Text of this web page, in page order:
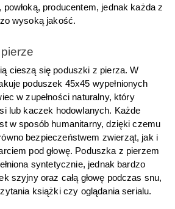
powłoką, producentem, jednak każda z
wysoką jakość.
cieszą się poduszki z pierza. W
poduszek 45x45 wypełnionych
w zupełności naturalny, który
lub kaczek hodowlanych. Każde
w sposób humanitarny, dzięki czemu
bezpieczeństwem zwierząt, jak i
pod głowę. Poduszka z pierzem
syntetycznie, jednak bardzo
szyjny oraz całą głowę podczas snu,
książki czy oglądania serialu.